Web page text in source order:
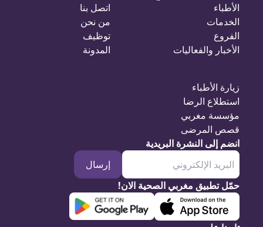
الأطباء
الخدمات
الفروع
الأخبار والفعاليات
اتصل بنا
من نحن
توظيف
المدونة
زيارة الأطباء
استطلاع الرضا
مؤسسة مغربي
قصص المرضى
انضم إلى النشرة البريدية
إرسال
حمّل تطبيق مغربي الصحية الان!